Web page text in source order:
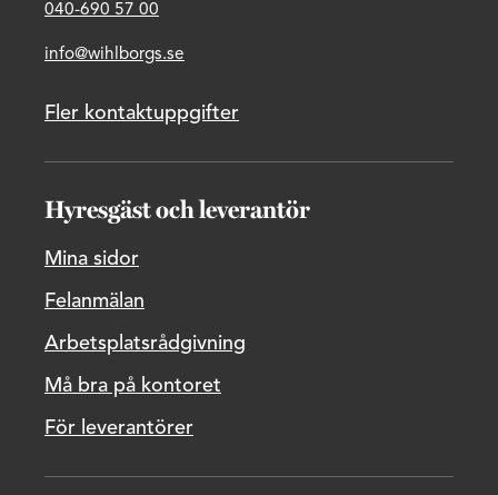
040-690 57 00
info@wihlborgs.se
Fler kontaktuppgifter
Hyresgäst och leverantör
Mina sidor
Felanmälan
Arbetsplatsrådgivning
Må bra på kontoret
För leverantörer